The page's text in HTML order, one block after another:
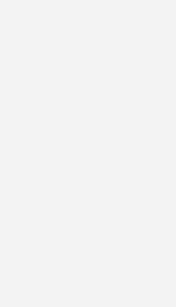
einverstanden, über
Abmeldung ist
Daten finden Sie